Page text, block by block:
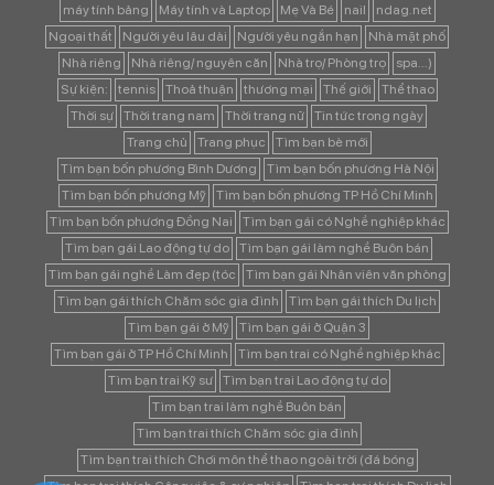
máy tính bảng
Máy tính và Laptop Mẹ Và Bé nail
ndag.net
Ngoại thất
Người yêu lâu dài Người yêu ngắn hạn
Nhà mặt phố
Nhà riêng
Nhà riêng/ nguyên căn Nhà trọ/ Phòng trọ
spa...)
Sự kiện:
tennis Thoả thuận thương mại Thế giới
Thể thao
Thời sự
Thời trang nam Thời trang nữ
Tin tức trong ngày
Trang chủ
Trang phục
Tìm bạn bè mới
Tìm bạn bốn phương Bình Dương
Tìm bạn bốn phương Hà Nội
Tìm bạn bốn phương Mỹ
Tìm bạn bốn phương TP Hồ Chí Minh
Tìm bạn bốn phương Đồng Nai
Tìm bạn gái có Nghề nghiệp khác
Tìm bạn gái Lao động tự do
Tìm bạn gái làm nghề Buôn bán
Tìm bạn gái nghề Làm đẹp (tóc
Tìm bạn gái Nhân viên văn phòng
Tìm bạn gái thích Chăm sóc gia đình
Tìm bạn gái thích Du lịch
Tìm bạn gái ở Mỹ
Tìm bạn gái ở Quận 3
Tìm bạn gái ở TP Hồ Chí Minh
Tìm bạn trai có Nghề nghiệp khác
Tìm bạn trai Kỹ sư
Tìm bạn trai Lao động tự do
Tìm bạn trai làm nghề Buôn bán
Tìm bạn trai thích Chăm sóc gia đình
Tìm bạn trai thích Chơi môn thể thao ngoài trời (đá bóng